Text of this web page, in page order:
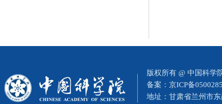
版权所有 @ 中国科学
备案： 京ICP备
地址：甘肃省兰州市